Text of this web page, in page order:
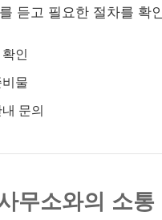
듣고 필요한 절차를 확
인
물
문의
무소와의 소통